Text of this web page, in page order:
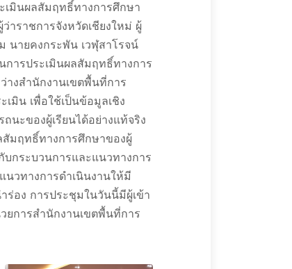
เมินผลสัมฤทธิ์ทางการศึกษา
ราชการจังหวัดเชียงใหม่ ผู้
นายคงกระพัน เวฬุสาโรจน์
ารประเมินผลสัมฤทธิ์ทางการ
างสำนักงานเขตพื้นที่การ
มิน เพื่อใช้เป็นข้อมูลเชิง
ะของผู้เรียนได้อย่างแท้จริง
มฤทธิ์ทางการศึกษาของผู้
บกระบวนการและแนวทางการ
นวทางการดำเนินงานให้มี
อง การประชุมในวันนี้มีผู้เข้า
การสำนักงานเขตพื้นที่การ